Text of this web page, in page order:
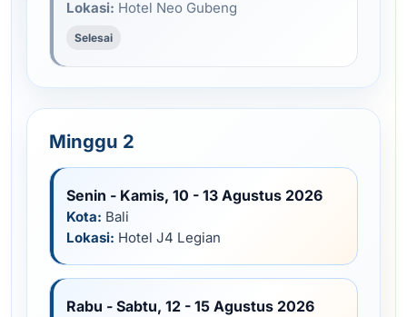
Lokasi: Hotel Neo Gubeng
Selesai
Minggu 2
Senin - Kamis, 10 - 13 Agustus 2026
Kota: Bali
Lokasi: Hotel J4 Legian
Rabu - Sabtu, 12 - 15 Agustus 2026